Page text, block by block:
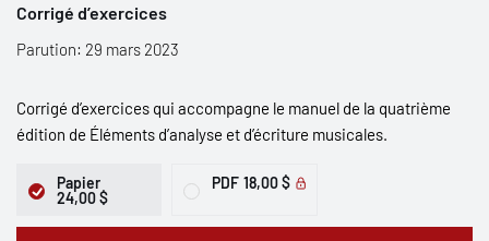
Corrigé d’exercices
Parution: 29 mars 2023
Corrigé d’exercices qui accompagne le manuel de la quatrième
édition de Éléments d’analyse et d’écriture musicales.
Papier
24,00 $
PDF 18,00 $